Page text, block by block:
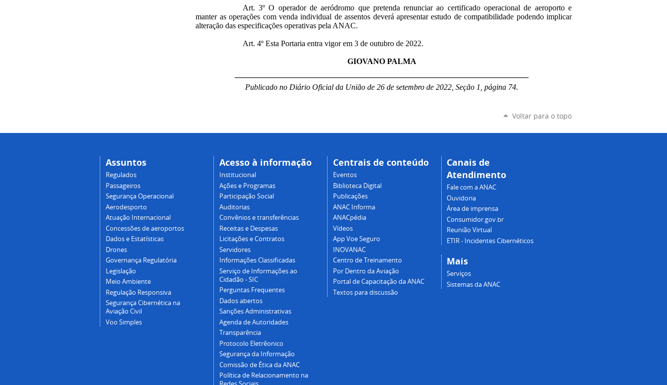
Art. 3º O operador de aeródromo que pretenda renunciar ao certificado operacional de aeroporto e
manter as operações com venda individual de assentos deverá apresentar estudo de compatibilidade podendo implicar
alteração das especificações operativas pela ANAC.
Art. 4º Esta Portaria entra vigor em 3 de outubro de 2022.
GIOVANO PALMA
Publicado no Diário Oficial da União de 26 de setembro de 2022, Seção 1, página 74.
Voltar para o topo
Assuntos
Regulados
Passageiros
Segurança Operacional
Aerodesporto
Atuação Internacional
Concessões de aeroportos
Dados e Estatísticas
Drones
Governança Regulatória
Legislação
Meio Ambiente
Regulação Responsiva
Segurança Cibernética na
Aviação Civil
Voo Simples
Acesso à informação
Institucional
Ações e Programas
Participação Social
Auditorias
Convênios e transferências
Receitas e Despesas
Licitações e Contratos
Servidores
Informações Classificadas
Serviço de Informações ao
Cidadão - SIC
Perguntas Frequentes
Dados abertos
Sanções Administrativas
Agenda de Autoridades
Transparência
Protocolo Eletrêonico
Segurança da Informação
Comissão de Ética da ANAC
Política de Relacionamento na
Centrais de conteúdo
Eventos
Biblioteca Digital
Publicações
ANAC Informa
ANACpédia
Vídeos
App Voe Seguro
INOVANAC
Centro de Treinamento
Por Dentro da Aviação
Portal de Capacitação da ANAC
Textos para discussão
Canais de
Atendimento
Fale com a ANAC
Ouvidoria
Área de imprensa
Consumidor.gov.br
Reunião Virtual
ETIR - Incidentes Cibernéticos
Mais
Serviços
Sistemas da ANAC